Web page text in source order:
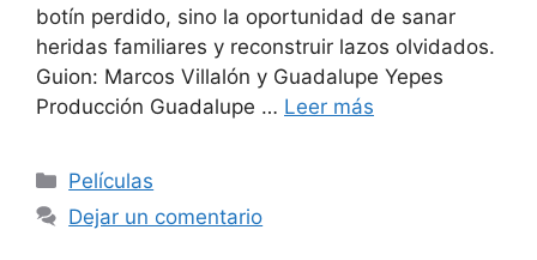
botín perdido, sino la oportunidad de sanar
heridas familiares y reconstruir lazos olvidados.
Guion: Marcos Villalón y Guadalupe Yepes
Producción Guadalupe … Leer más
Películas
Dejar un comentario